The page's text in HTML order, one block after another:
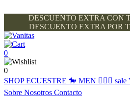
DESCUENTO EXTRA CON
DESCUENTO EXTRA POR
0
0
SHOPECUESTRE 🐎 MEN 🙋🏽‍♂️ sale
Sobre Nosotros Contacto